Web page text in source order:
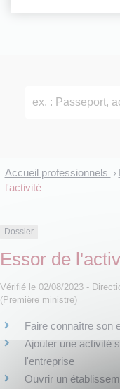
Accueil professionnels >
l'activité
Dossier
Essor de
Vérifié le 02/08/2023 -
(Première ministre)
Faire connaître son
Ajouter une activité
l'entreprise
Ouvrir un